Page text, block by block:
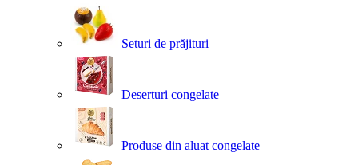
Seturi de prăjituri
Deserturi congelate
Produse din aluat congelate